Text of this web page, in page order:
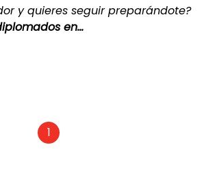
y quieres seguir preparándote?
en…
1